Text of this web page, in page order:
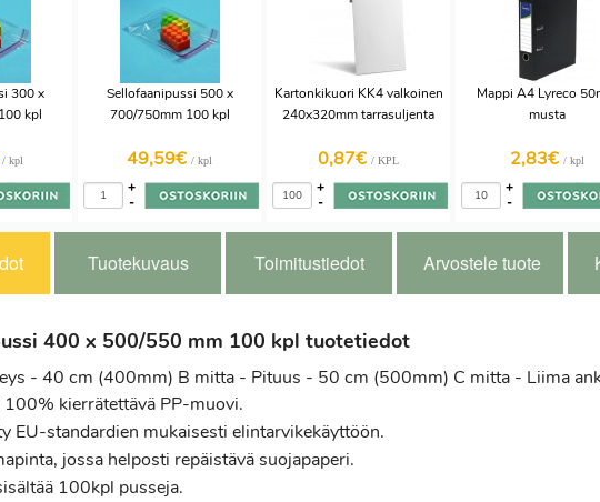
300 x
kpl
/ kpl
Sellofaanipussi 500 x
700/750mm 100 kpl
49,59€ / kpl
-
+
Kartonkikuori KK4 valkoinen
240x320mm tarrasuljenta
0,87€ / KPL
-
+
Mappi A4 Lyreco
musta
2,83€ / kpl
-
+
Tuotekuvaus Toimitustiedot Arvostele tuote
400 x 500/550 mm 100 kpl tuotetiedot
- 40 cm (400mm) B mitta - Pituus - 50 cm (500mm) C mitta - Liima
100% kierrätettävä PP-muovi.
EU-standardien mukaisesti elintarvikekäyttöön.
jossa helposti repäistävä suojapaperi.
100kpl pusseja.